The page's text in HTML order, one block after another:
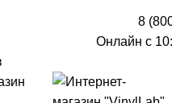
8
Онлайн с